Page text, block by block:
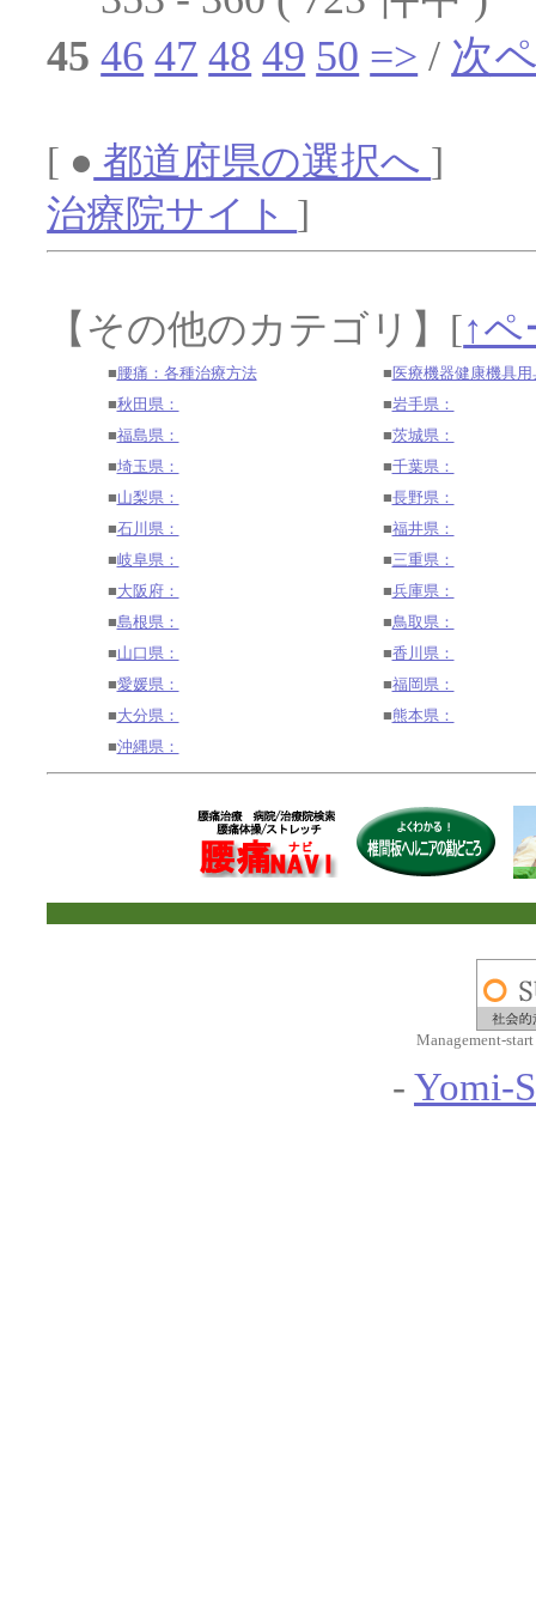
45 46 47 48 49 50 => / 次
[ ● 都道府県の選択へ ] [
治療院サイト ]
【その他のカテゴリ】 [↑ペ
■腰痛：各種治療方法 ■ 医療機器健康機具
■秋田県： ■岩手県：
■福島県： ■茨城県：
■埼玉県： ■千葉県：
■山梨県： ■長野県：
■石川県： ■福井県：
■岐阜県： ■三重県：
■大阪府： ■兵庫県：
■島根県： ■鳥取県：
■山口県： ■香川県：
■愛媛県： ■福岡県：
■大分県： ■熊本県：
■沖縄県：
Management-
- Yomi-